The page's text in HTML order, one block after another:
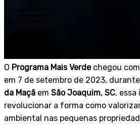
O Programa Mais Verdechegou
em 7 de setembro de 2023,
da Maçã em São Joaquim, SC,
revolucionar a forma como
ambiental nas pequenas